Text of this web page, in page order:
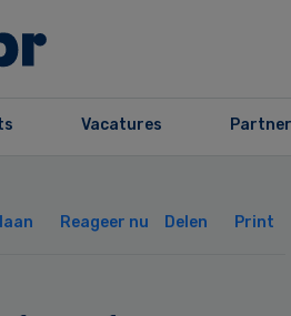
Vacatures
Reageer nu Delen Print